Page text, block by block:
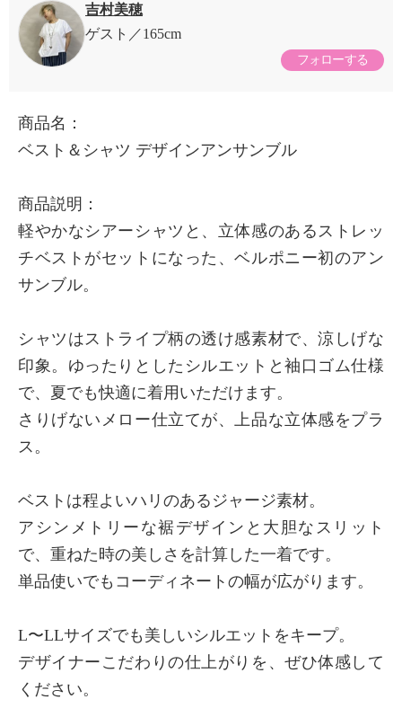
吉村美穂
ゲスト
165cm
フォローする
商品名：
ベスト＆シャツ デザインアンサンブル
商品説明：
軽やかなシアーシャツと、立体感のあるストレッ
チベストがセットになった、ベルポニー初のアン
サンブル。
シャツはストライプ柄の透け感素材で、涼しげな
印象。ゆったりとしたシルエットと袖口ゴム仕様
で、夏でも快適に着用いただけます。
さりげないメロー仕立てが、上品な立体感をプラ
ス。
ベストは程よいハリのあるジャージ素材。
アシンメトリーな裾デザインと大胆なスリット
で、重ねた時の美しさを計算した一着です。
単品使いでもコーディネートの幅が広がります。
L〜LLサイズでも美しいシルエットをキープ。
デザイナーこだわりの仕上がりを、ぜひ体感して
ください。